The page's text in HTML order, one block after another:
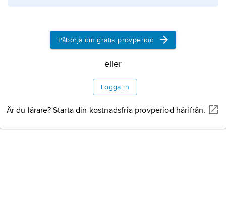
Påbörja din gratis provperiod
eller
Logga in
Är du lärare? Starta din kostnadsfria provperiod härifrån.